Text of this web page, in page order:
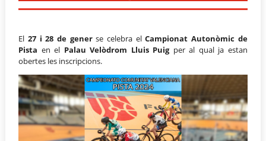
El27 i 28 de generse celebra elCampionat Autonòmic de
Pista en el Palau Velòdrom Lluis Puigper al qual ja estan
obertes les inscripcions.